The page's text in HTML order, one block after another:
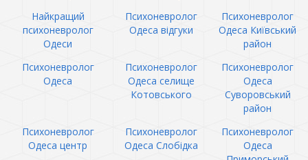
Найкращий
психоневролог
Одеси
Психоневролог
Одеса відгуки
Психоневролог
Одеса Київський
район
Психоневролог
Одеса
Психоневролог
Одеса селище
Котовського
Психоневролог
Одеса
Суворовський
район
Психоневролог
Одеса центр
Психоневролог
Одеса Слобідка
Психоневролог
Одеса